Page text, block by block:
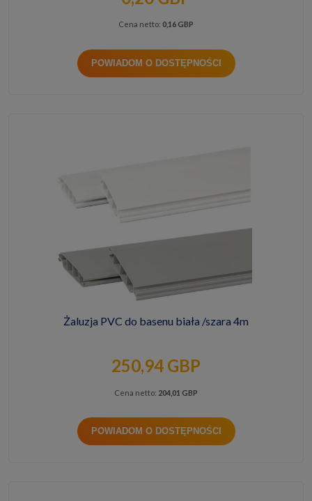
Cena netto: 0,16 GBP
POWIADOM O DOSTĘPNOŚCI
Żaluzja PVC do basenu biała /szara 4m
250,94 GBP
Cena netto: 204,01 GBP
POWIADOM O DOSTĘPNOŚCI